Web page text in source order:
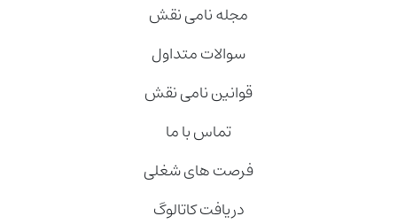
مجله نامی نقش
سوالات متداول
قوانین نامی نقش
تماس با ما
فرصت های شغلی
دریافت کاتالوگ